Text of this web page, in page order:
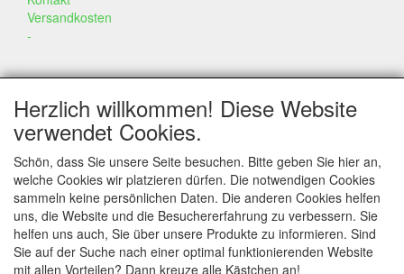
Versandkosten
-
SOZIALEN MEDIEN
KONTAKT
www.annekeszoetwaren.nl
Dr. Schaepmanlaan 56
Herzlich willkommen! Diese Website
verwendet Cookies.
Schön, dass Sie unsere Seite besuchen. Bitte geben Sie hier an,
welche Cookies wir platzieren dürfen. Die notwendigen Cookies
sammeln keine persönlichen Daten. Die anderen Cookies helfen
uns, die Website und die Besuchererfahrung zu verbessern. Sie
helfen uns auch, Sie über unsere Produkte zu informieren. Sind
Sie auf der Suche nach einer optimal funktionierenden Website
mit allen Vorteilen? Dann kreuze alle Kästchen an!